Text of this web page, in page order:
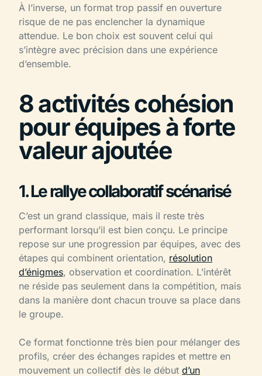
À l’inverse, un format trop passif en ouverture
risque de ne pas enclencher la dynamique
attendue. Le bon choix est souvent celui qui
s’intègre avec précision dans une expérience
d’ensemble.
8 activités cohésion
pour équipes à forte
valeur ajoutée
1. Le rallye collaboratif scénarisé
C’est un grand classique, mais il reste très
performant lorsqu’il est bien conçu. Le principe
repose sur une progression par équipes, avec des
étapes qui combinent orientation, résolution
d’énigmes, observation et coordination. L’intérêt
ne réside pas seulement dans la compétition, mais
dans la manière dont chacun trouve sa place dans
le groupe.
Ce format fonctionne très bien pour mélanger des
profils, créer des échanges rapides et mettre en
mouvement un collectif dès le début d’un